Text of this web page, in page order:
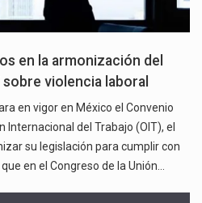
en la armonización del
violencia laboral
en vigor en México el Convenio
Internacional del Trabajo (OIT), el
su legislación para cumplir con
en el Congreso de la Unión…